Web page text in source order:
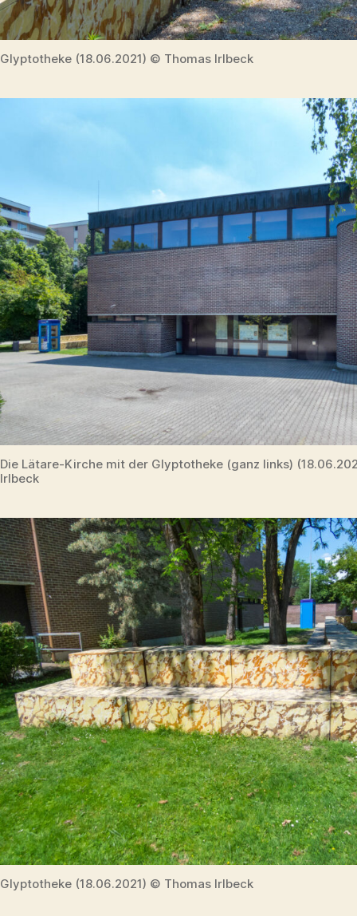
Glyptotheke (18.06.2021) © Thomas Irlbeck
Die Lätare-Kirche mit der Glyptotheke (ganz links)
Irlbeck
Glyptotheke (18.06.2021) © Thomas Irlbeck